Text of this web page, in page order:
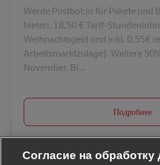
Werde Postbot:in für Pakete und
bieten. 18,50 € Tarif-
Weihnachtsgeld und inkl. 0,55€
Arbeitsmarktzulage). Weitere
November. Bi...
Подробнее
Согласие на обработку